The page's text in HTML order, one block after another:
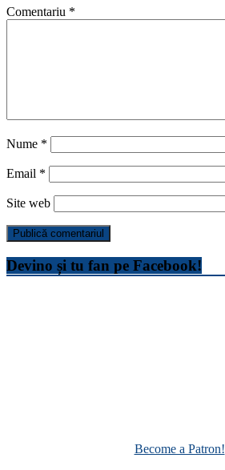
Comentariu *
Nume *
Email *
Site web
Devino și tu fan pe Facebook!
Become a Patron!